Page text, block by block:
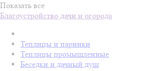
Показать все
Благоустройство дачи и огорода
Теплицы и парники
Теплицы промышленные
Беседки и дачный душ